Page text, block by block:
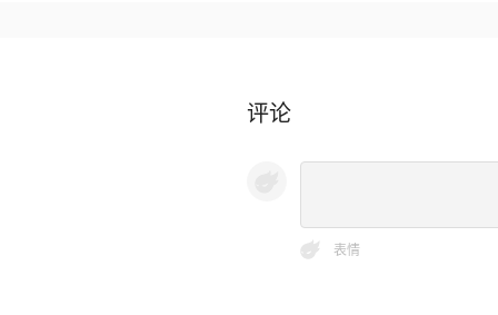
评论
表情